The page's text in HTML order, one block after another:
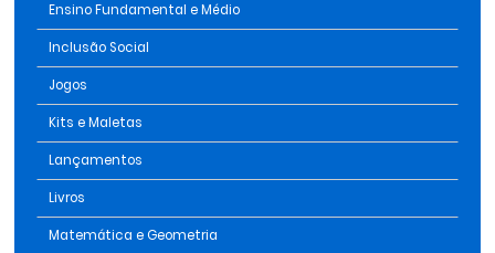
Ensino Fundamental e Médio
Inclusão Social
Jogos
Kits e Maletas
Lançamentos
Livros
Matemática e Geometria